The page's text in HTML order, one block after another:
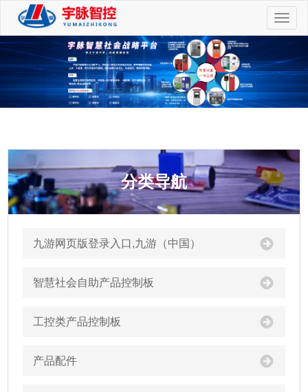
切
换
航
分类导航
九游网页版登录入口,九游（中国）
智慧社会自助产品控制板
工控类产品控制板
产品配件